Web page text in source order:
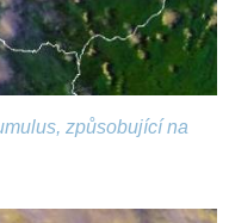
způsobující na